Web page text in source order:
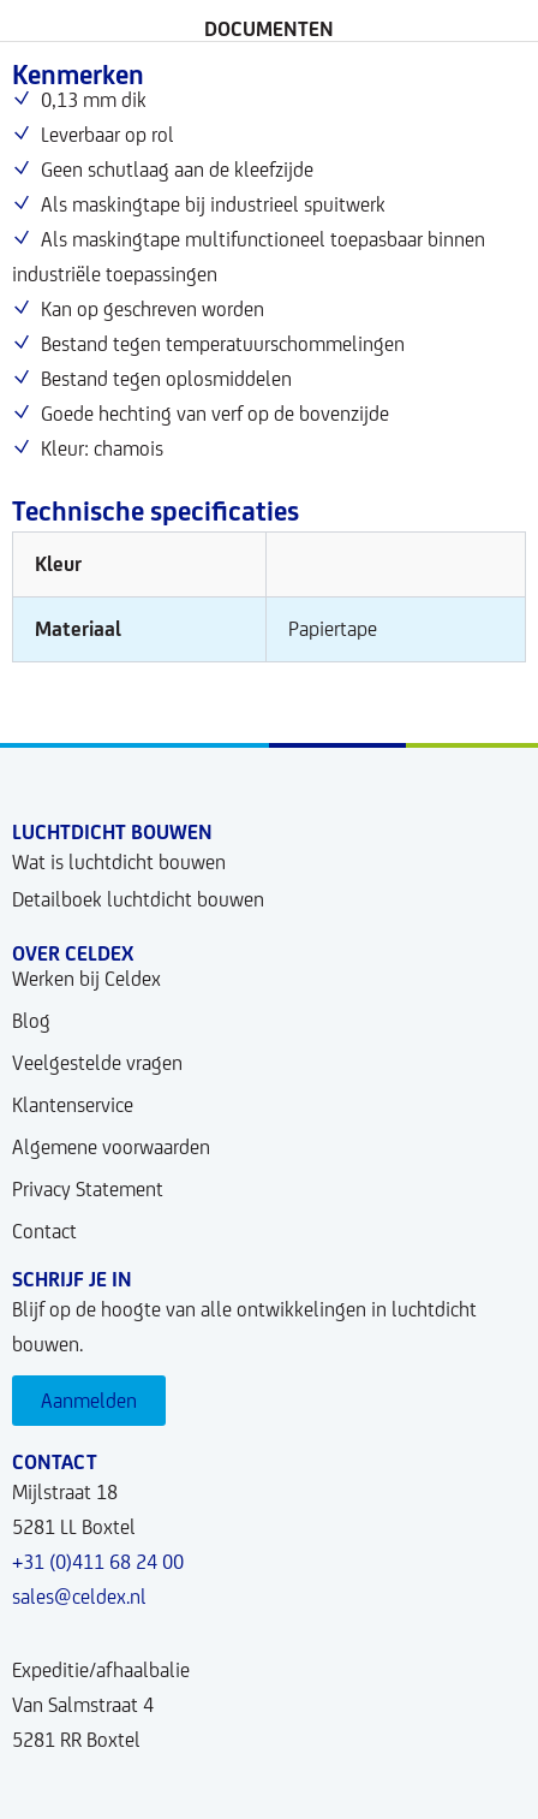
DOCUMENTEN
Kenmerken
0,13 mm dik
Leverbaar op rol
Geen schutlaag aan de kleefzijde
Als maskingtape bij industrieel spuitwerk
Als maskingtape multifunctioneel toepasbaar binnen
industriële toepassingen
Kan op geschreven worden
Bestand tegen temperatuurschommelingen
Bestand tegen oplosmiddelen
Goede hechting van verf op de bovenzijde
Kleur: chamois
Technische specificaties
Kleur
Materiaal Papiertape
LUCHTDICHT BOUWEN
Wat is luchtdicht bouwen
Detailboek luchtdicht bouwen
OVER CELDEX
Werken bij Celdex
Blog
Veelgestelde vragen
Klantenservice
Algemene voorwaarden
Privacy Statement
Contact
SCHRIJF JE IN
Blijf op de hoogte van alle ontwikkelingen in luchtdicht
bouwen.
Aanmelden
CONTACT
Mijlstraat 18
5281 LL Boxtel
+31 (0)411 68 24 00
sales@celdex.nl
Expeditie/afhaalbalie
Van Salmstraat 4
5281 RR Boxtel